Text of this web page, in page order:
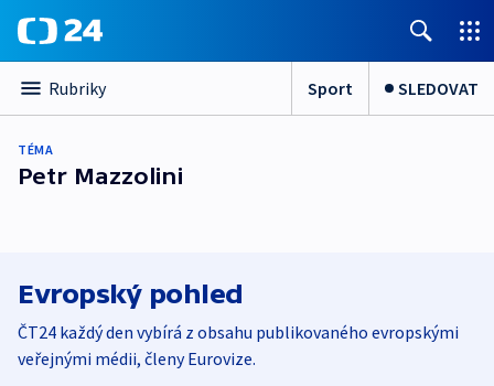
Rubriky Sport SLEDOVAT
TÉMA
Petr Mazzolini
Evropský pohled
ČT24 každý den vybírá z obsahu publikovaného evropskými
veřejnými médii, členy Eurovize.